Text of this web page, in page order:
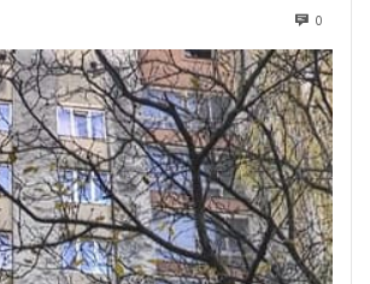
0